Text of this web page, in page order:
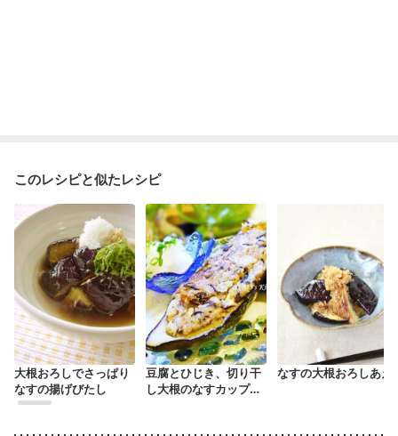
このレシピと似たレシピ
大根おろしでさっぱり
なすの揚げびたし
豆腐とひじき、切り干
し大根のなすカップ焼
なすの大根おろしあえ